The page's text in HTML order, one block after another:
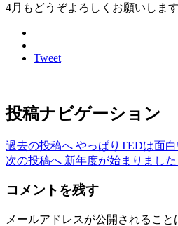
4月もどうぞよろしくお願いしま
Tweet
投稿ナビゲーション
過去の投稿へ やっぱりTEDは面白
次の投稿へ 新年度が始まりました
コメントを残す
メールアドレスが公開されること